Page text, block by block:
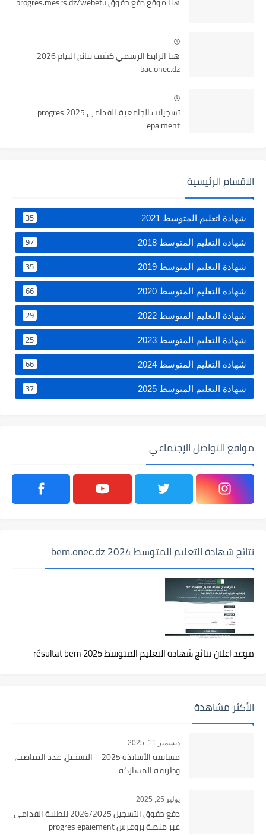
هنا الرابط الرسمي كشف نتائج البيام 2026
bac.onec.dz
تسجيلات الجامعية للقدامى 2025 progres
epaiment
الاقسام الرئيسية
شهادة اتعليم المتوسط 2021 35
شهادة التعليم المتوسط 2018 97
شهادة التعليم المتوسط 2019 35
شهادة التعليم المتوسط 2020 66
شهادة التعليم المتوسط 2022 29
شهادة التعليم المتوسط 2023 25
شهادة التعليم المتوسط 2024 66
شهادة التعليم المتوسط 2025 37
مواقع التواصل الإجتماعي
نتائج شهادة التعليم المتوسط 2024 bem.onec.dz
موعد اعلان نتائج شهادة التعليم المتوسط 2025 résultat bem
الأكثر مشاهدة
ديسمبر 11, 2025
مسابقة الأساتذة 2025 – التسجيل، عدد المناصب،
وطريقة المشاركة
يوليو 25, 2025
دفع حقوق التسجيل 2026/2025 للطلبة القدامى
عبر منصة بروغرس progres epaiement